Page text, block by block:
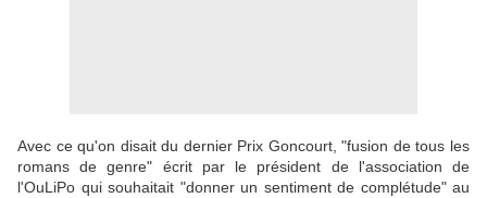
Avec ce qu'on disait du dernier Prix Goncourt, "fusion de tous les
romans de genre" écrit par le président de l'association de
l'OuLiPo qui souhaitait "donner un sentiment de complétude" au